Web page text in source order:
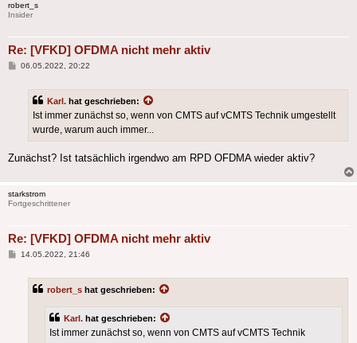
robert_s
Insider
Re: [VFKD] OFDMA nicht mehr aktiv
Beitrag
06.05.2022, 20:22
Karl. hat geschrieben:
Ist immer zunächst so, wenn von CMTS auf vCMTS Technik umgestellt
wurde, warum auch immer...
Zunächst? Ist tatsächlich irgendwo am RPD OFDMA wieder aktiv?
starkstrom
Fortgeschrittener
Re: [VFKD] OFDMA nicht mehr aktiv
Beitrag
14.05.2022, 21:46
robert_s hat geschrieben:
Karl. hat geschrieben:
Ist immer zunächst so, wenn von CMTS auf vCMTS Technik